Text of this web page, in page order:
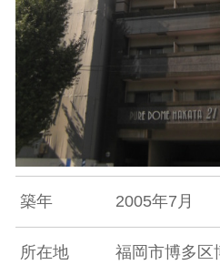
築年 2005年7月
所在地 福岡市博多区